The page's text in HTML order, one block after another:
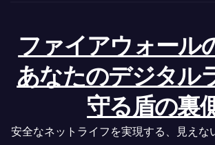
ファイアウォール
あなたのデジタル
守る盾の裏
安全なネットライフを実現する、見えな